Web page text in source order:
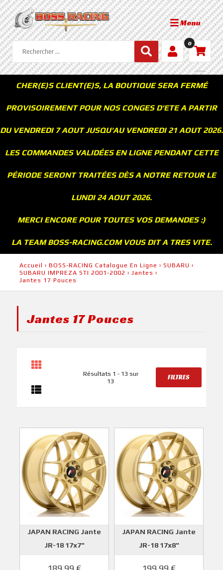
Menu
0
CHER(E)S CLIENT(E)S, LA BOUTIQUE SERA FERMÉ
PROVISOIREMENT POUR NOS CONGES D'ETE A PARTIR
DU VENDREDI 7 AOUT JUSQU'AU VENDREDI 21 AOUT 2026.
LES COMMANDES VALIDÉES EN LIGNE PENDANT CETTE
PÉRIODE SERONT TRAITÉES DÈS A NOTRE RETOUR LE
LUNDI 24 AOUT 2026.
MERCI ENCORE POUR TOUTES VOS DEMANDES :)
LA TEAM BOSS-RACING.COM VOUS DIT A TRES VITE.
Accueil › BOSS-RACING Catalogue En Ligne › SUBARU ›
SUBARU IMPREZA STI 2001-2002 › Jantes ›
Jantes 17 Pouces
Jantes 17 Pouces
Résultats 1 - 13 sur
13
FILTRES
JAPAN RACING Jante
JR-18 17x7"
JAPAN RACING Jante
JR-18 17x8"